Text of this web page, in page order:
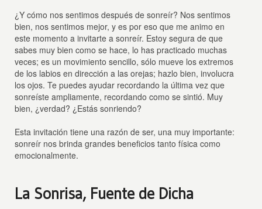
¿Y cómo nos sentimos después de sonreír? Nos sentimos
bien, nos sentimos mejor, y es por eso que me animo en
este momento a invitarte a sonreír. Estoy segura de que
sabes muy bien como se hace, lo has practicado muchas
veces; es un movimiento sencillo, sólo mueve los extremos
de los labios en dirección a las orejas; hazlo bien, involucra
los ojos. Te puedes ayudar recordando la última vez que
sonreíste ampliamente, recordando como se sintió. Muy
bien, ¿verdad? ¿Estás sonriendo?
Esta invitación tiene una razón de ser, una muy importante:
sonreír nos brinda grandes beneficios tanto física como
emocionalmente.
La Sonrisa, Fuente de Dicha